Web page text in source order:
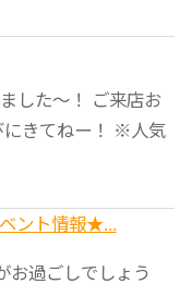
した〜！ ご来店お
にきてねー！ ※人気
ント情報★...
お過ごしでしょう